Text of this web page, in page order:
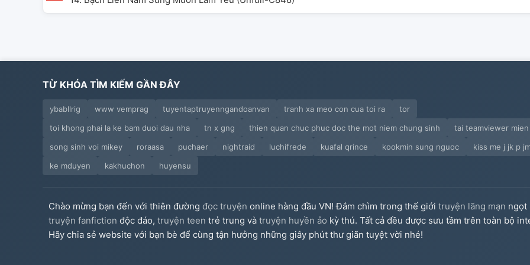
TỪ KHÓA TÌM KIẾM GẦN ĐÂY
ybabllrig www vemprag tuyentaptruyenngandoanvan tranh xa meo con cua toi ra
tor
toi khong phai la ke bam duoi dau nha
tn x gng thien quan chuc phuc doc the mot niem chung sinh
tai teamviewer
song sinh voi mikey
roraasa puchaer nightraid luchifrede kuafal qrince kookmin sung nguoc
kiss me j jk p
ke mduyen
kakhuchon huyensu
Chào mừng bạn đến với thiên đường đọc truyện online hàng đầu VN! Đắm chìm trong thế giới truyện lãng mạn ngọt
truyện fanfiction độc đáo, truyện teen trẻ trung và truyện huyền ảo kỳ thú. Tất cả đều được sưu tầm trên toàn bộ
Hãy chia sẻ website với bạn bè để cùng tận hưởng những giây phút thư giãn tuyệt vời nhé!